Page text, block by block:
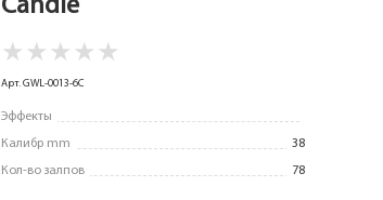
Candle
★ ★ ★ ★ ★
Арт. GWL-0013-6C
Эффекты
Калибр mm 38
Кол-во залпов 78